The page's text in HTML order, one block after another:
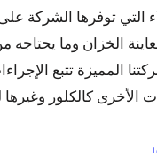
التي توفرها الشركة
الخزان وما
المميزة تتبع
الأخرى كالكلور وغيرها